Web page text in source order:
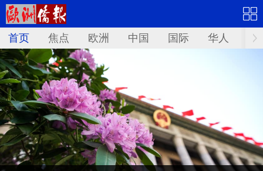
首页 焦点 欧洲 中国 国际 华人 文